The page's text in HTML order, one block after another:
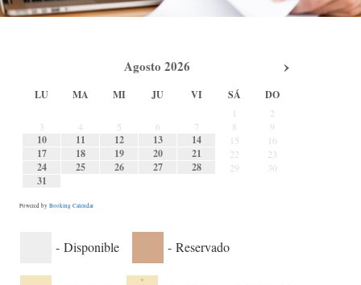
›
Agosto 2026
LU MA MI JU VI SÁ DO
2
3
4 5 6 7 8 9
10 11 12 13 14 15 16
17 18 19 20 21 22 23
24 25 26 27 28 29 30
31
Powered by Booking Calendar
- Disponible - Reservado
·